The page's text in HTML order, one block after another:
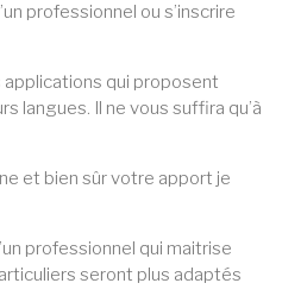
professionnel ou s’inscrire
applications qui proposent
langues. Il ne vous suffira qu’à
et bien sûr votre apport je
professionnel qui maitrise
seront plus adaptés